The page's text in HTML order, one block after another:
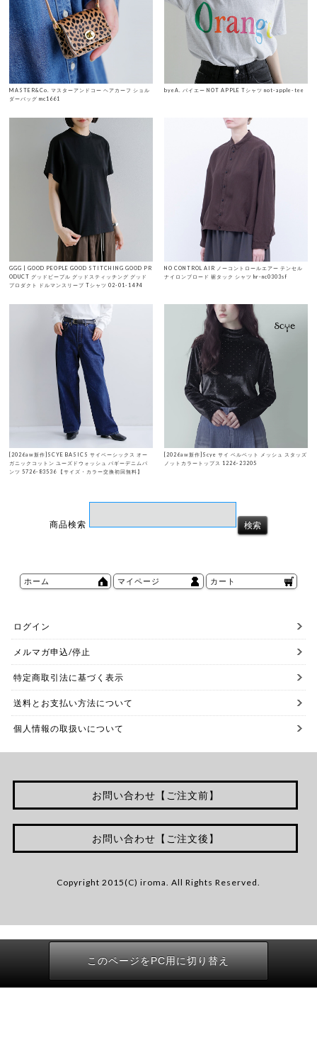
MASTER&Co. マスターアンドコー ヘアカーフ ショル
ダーバッグ mc1661
byeA. バイエー NOT APPLE Tシャツ not-apple-tee
GGG | GOOD PEOPLE GOOD STITCHING GOOD PR
ODUCT グッドピープル グッドスティッチング グッド
プロダクト ドルマンスリーブ Tシャツ 02-01-1494
NO CONTROL AIR ノーコントロールエアー テンセル
ナイロンブロード 裾タック シャツ hr-nc0303sf
[2026aw新作]SCYE BASICS サイベーシックス オー
ガニックコットン ユーズドウォッシュ バギーデニムパ
ンツ 5726-83536 【サイズ・カラー交換初回無料】
[2026aw新作]Scye サイ ベルベット メッシュ スタッズ
ノットカラートップス 1226-23205
商品検索
ホーム マイページ カート
ログイン
メルマガ申込/停止
特定商取引法に基づく表示
送料とお支払い方法について
個人情報の取扱いについて
お問い合わせ【ご注文前】
お問い合わせ【ご注文後】
Copyright 2015(C) iroma. All Rights Reserved.
このページをPC用に切り替え